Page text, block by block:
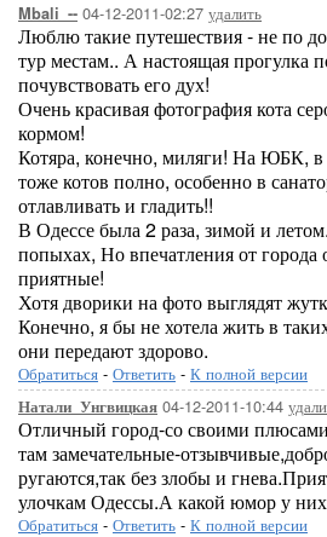
Mbali_-- 04-12-2011-02:27 удалить
Люблю такие путешествия - не по
тур местам.. А настоящая прогулка
почувствовать его дух!
Очень красивая фотография кота
кормом!
Котяра, конечно, миляги! На ЮБК, в
тоже котов полно, особенно в
отлавливать и гладить!!
В Одессе была 2 раза, зимой и
попыхах, Но впечатления от города
приятные!
Хотя дворики на фото выглядят
Конечно, я бы не хотела жить в
они передают здорово.
Обратиться - Ответить - К полной версии
Натали_Унгвицкая 04-12-2011-10:44
Отличный город-со своими
там замечательные-
ругаются,так без злобы и
улочкам Одессы.А какой юмор у
Обратиться - Ответить - К полной версии